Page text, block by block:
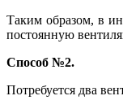
Таким образом, в
постоянную
Способ №2.
Потребуется два